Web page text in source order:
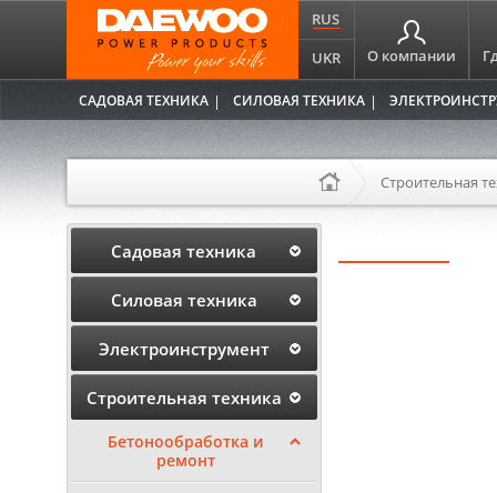
RUS
UKR
О компании
САДОВАЯ ТЕХНИКА СИЛОВАЯ ТЕХНИКА
Строительная
Садовая техника
Силовая техника
Электроинструмент
Строительная техника
Бетонообработка и
ремонт